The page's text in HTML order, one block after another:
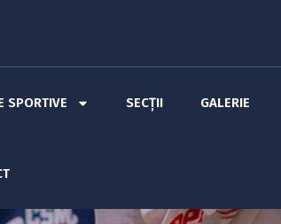
SPORTIVE SECȚII GALERIE